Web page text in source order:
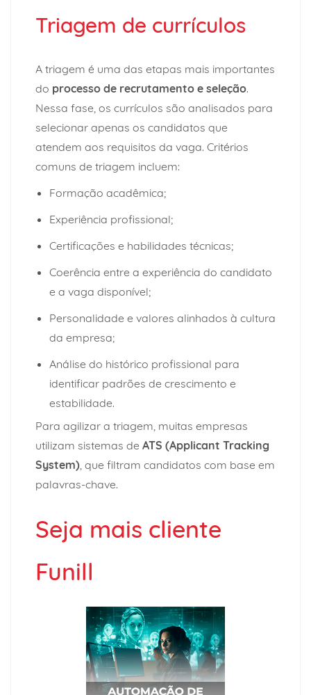
Triagem de currículos
A triagem é uma das etapas mais importantes
do processo de recrutamento e seleção.
Nessa fase, os currículos são analisados para
selecionar apenas os candidatos que
atendem aos requisitos da vaga. Critérios
comuns de triagem incluem:
Formação acadêmica;
Experiência profissional;
Certificações e habilidades técnicas;
Coerência entre a experiência do candidato
e a vaga disponível;
Personalidade e valores alinhados à cultura
da empresa;
Análise do histórico profissional para
identificar padrões de crescimento e
estabilidade.
Para agilizar a triagem, muitas empresas
utilizam sistemas de ATS (Applicant Tracking
System), que filtram candidatos com base em
palavras-chave.
Seja mais cliente
Funill